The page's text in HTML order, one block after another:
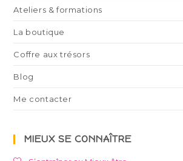
Ateliers & formations
La boutique
Coffre aux trésors
Blog
Me contacter
MIEUX SE CONNAÎTRE